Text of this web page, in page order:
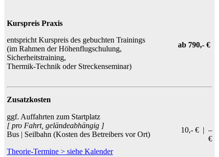
Kurspreis Praxis
entspricht Kurspreis des gebuchten Trainings
(im Rahmen der Höhenflugschulung,
Sicherheitstraining,
Thermik-Technik oder Streckenseminar)
ab 790,- €
Zusatzkosten
ggf. Auffahrten zum Startplatz
[ pro Fahrt, geländeabhängig ]
Bus | Seilbahn (Kosten des Betreibers vor Ort)
10,- € | –
€
Theorie-Termine > siehe Kalender